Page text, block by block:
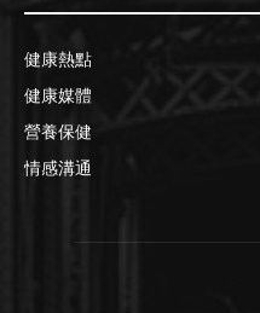
健康熱點
健康媒體
營養保健
情感溝通